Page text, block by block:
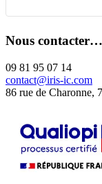
Nous contacter…
09 81 95 07 14
contact@iris-ic.com
86 rue de Charonne,